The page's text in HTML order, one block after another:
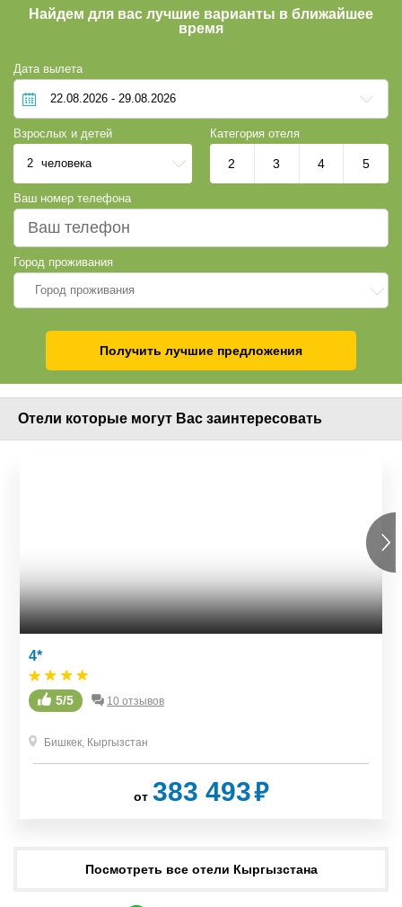
Парковка
Wi-fi
Бар
Найдем для вас лучшие варианты в ближайшее
время
Дата вылета
Взрослых и детей
2 человека
Категория отеля
2 3 4 5
Ваш номер телефона
Город проживания
Город проживания
Получить лучшие предложения
Отели которые могут Вас заинтересовать
4*
5/5 10 отзывов
Бишкек, Кыргызстан
от 383 493₽
Посмотреть все отели Кыргызстана